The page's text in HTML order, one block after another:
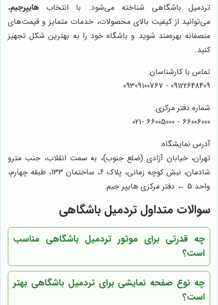
تردمیل باشگاهی شناخته می‌شود. با انتخاب هایپرجیم،
می‌توانید از کیفیت بالای محصولات، خدمات متمایز و قیمت‌های
منصفانه بهره‌مند شوید و باشگاه خود را به بهترین شکل تجهیز
کنید.
تماس با کارشناسان:
09122648409 - 09309100767
شماره دفتر مرکزی:
66006000 - 66005000 -021
آدرس نمایشگاه:
تهران، خیابان آزادی (ضلع جنوب)، به سمت انقلاب، جنب مترو
شادمان، نبش کوچه زمانی، پلاک 6، ساختمان 133، طبقه چهارم،
واحد 5 ← دفتر مرکزی هایپر جیم.
سوالات متداول تردمیل باشگاهی
چه قدرتی برای موتور تردمیل باشگاهی مناسب
است؟
چه نوع صفحه نمایشی برای تردمیل باشگاهی بهتر
است؟